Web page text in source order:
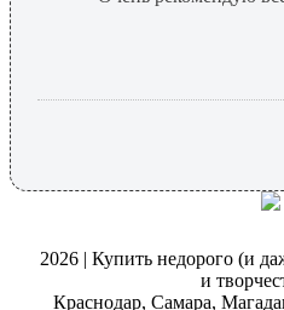
2026 | Купить недорого (и
и
Краснодар, Самара,